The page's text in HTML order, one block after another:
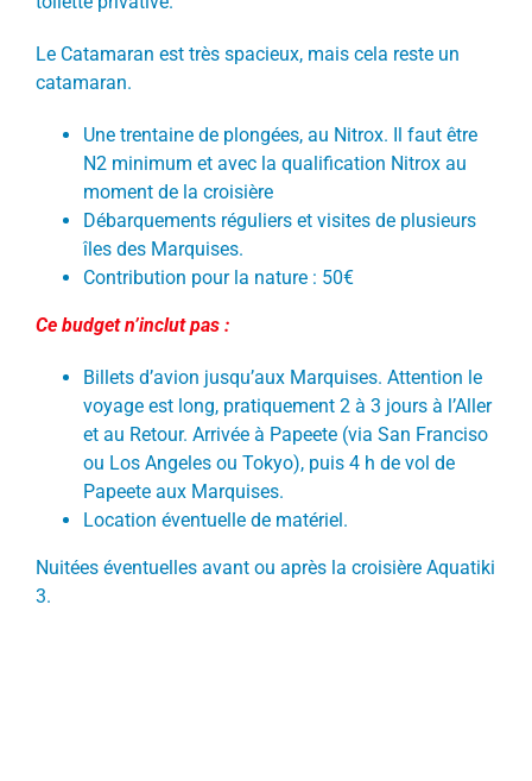
Le Catamaran est très spacieux, mais cela reste un
catamaran.
Une trentaine de plongées, au Nitrox. Il faut être
N2 minimum et avec la qualification Nitrox au
moment de la croisière
Débarquements réguliers et visites de plusieurs
îles des Marquises.
Contribution pour la nature : 50€
Ce budget n’inclut pas :
Billets d’avion jusqu’aux Marquises. Attention le
voyage est long, pratiquement 2 à 3 jours à l’Aller
et au Retour. Arrivée à Papeete (via San Franciso
ou Los Angeles ou Tokyo), puis 4 h de vol de
Papeete aux Marquises.
Location éventuelle de matériel.
Nuitées éventuelles avant ou après la croisière Aquatiki
3.